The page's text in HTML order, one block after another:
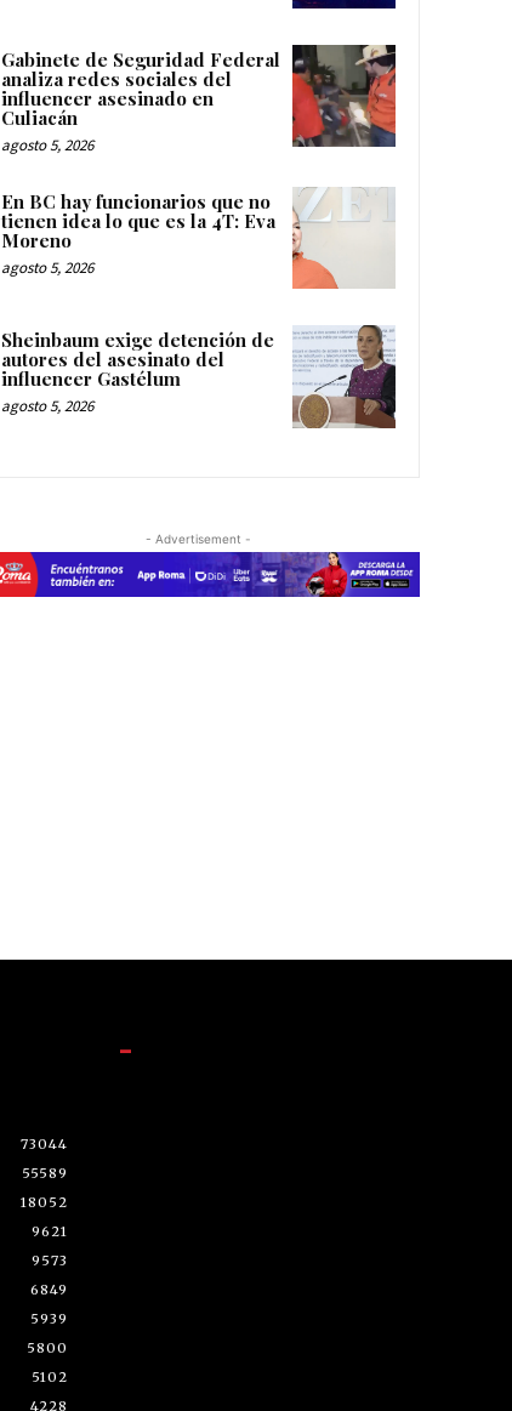
Gabinete de Seguridad Federal
analiza redes sociales del
influencer asesinado en
Culiacán
agosto 5, 2026
En BC hay funcionarios que no
tienen idea lo que es la 4T: Eva
Moreno
agosto 5, 2026
Sheinbaum exige detención de
autores del asesinato del
influencer Gastélum
agosto 5, 2026
- Advertisement -
73044
55589
18052
9621
9573
6849
5939
5800
5102
4228
-